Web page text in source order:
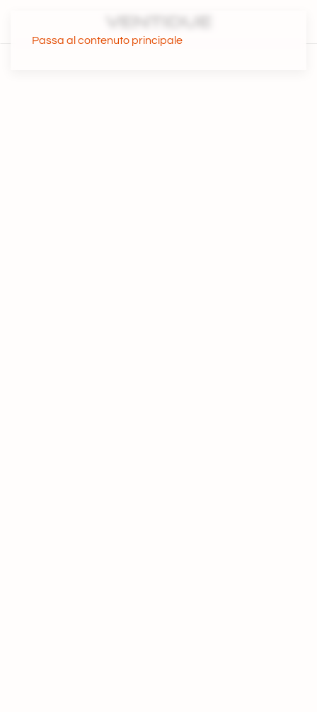
Passa al contenuto principale